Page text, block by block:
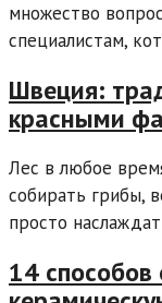
множество
специалистам,
Швеция:
красными
Лес в любое
собирать грибы,
просто
14 способов